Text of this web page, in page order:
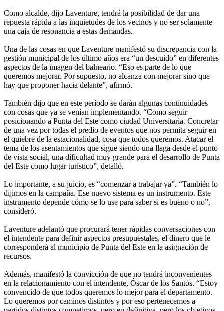
Como alcalde, dijo Laventure, tendrá la posibilidad de dar una
repuesta rápida a las inquietudes de los vecinos y no ser solamente
una caja de resonancia a estas demandas.
Una de las cosas en que Laventure manifestó su discrepancia con la
gestión municipal de los último años era “un descuido” en diferentes
aspectos de la imagen del balneario. “Eso es parte de lo que
queremos mejorar. Por supuesto, no alcanza con mejorar sino que
hay que proponer hacia delante”, afirmó.
También dijo que en este período se darán algunas continuidades
con cosas que ya se venían implementando. “Como seguir
posicionando a Punta del Este como ciudad Universitaria. Concretar
de una vez por todas el predio de eventos que nos permita seguir en
el quiebre de la estacionalidad, cosa que todos queremos. Atacar el
tema de los asentamientos que sigue siendo una llaga desde el punto
de vista social, una dificultad muy grande para el desarrollo de Punta
del Este como lugar turístico”, detalló.
Lo importante, a su juicio, es “comenzar a trabajar ya”. “También lo
dijimos en la campaña. Ese nuevo sistema es un instrumento. Este
instrumento depende cómo se lo use para saber si es bueno o no”,
consideró.
Laventure adelantó que procurará tener rápidas conversaciones con
el intendente para definir aspectos presupuestales, el dinero que le
corresponderá al municipio de Punta del Este en la asignación de
recursos.
Además, manifestó la convicción de que no tendrá inconvenientes
en la relacionamiento con el intendente, Óscar de los Santos. “Estoy
convencido de que todos queremos lo mejor para el departamento.
Lo queremos por caminos distintos y por eso pertenecemos a